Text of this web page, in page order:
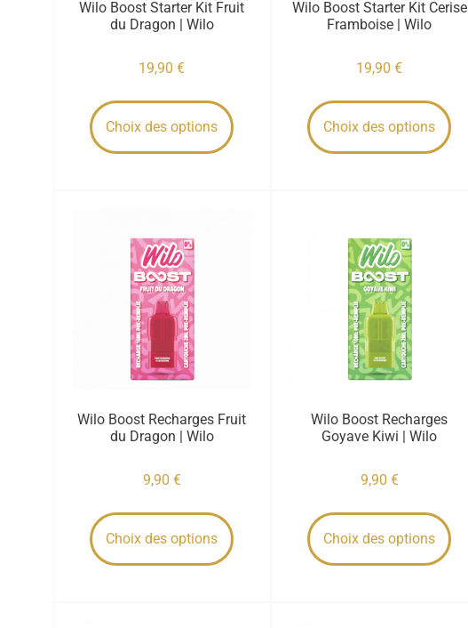
Wilo Boost Starter Kit Fruit
du Dragon | Wilo
19,90€
Choix des options
Wilo Boost Starter Kit Cerise
Framboise | Wilo
19,90€
Choix des options
Wilo Boost Recharges Fruit
du Dragon | Wilo
9,90 €
Choix des options
Wilo Boost Recharges
Goyave Kiwi | Wilo
9,90 €
Choix des options